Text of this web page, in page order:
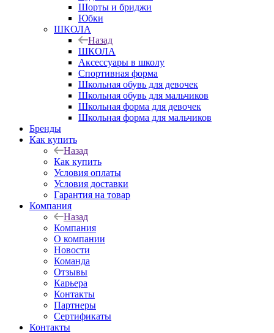
Шорты и бриджи
Юбки
ШКОЛА
Назад
ШКОЛА
Аксессуары в школу
Спортивная форма
Школьная обувь для девочек
Школьная обувь для мальчиков
Школьная форма для девочек
Школьная форма для мальчиков
Бренды
Как купить
Назад
Как купить
Условия оплаты
Условия доставки
Гарантия на товар
Компания
Назад
Компания
О компании
Новости
Команда
Отзывы
Карьера
Контакты
Партнеры
Сертификаты
Контакты